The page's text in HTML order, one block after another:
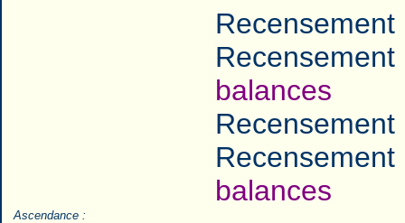
balances
balances
Ascendance :